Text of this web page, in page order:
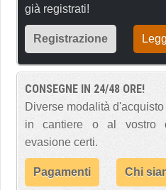
già registrati!
Registrazione
CONSEGNE IN 24/48 ORE!
Diverse modalità
in cantiere o al vostro
evasione certi.
Pagamenti Chi